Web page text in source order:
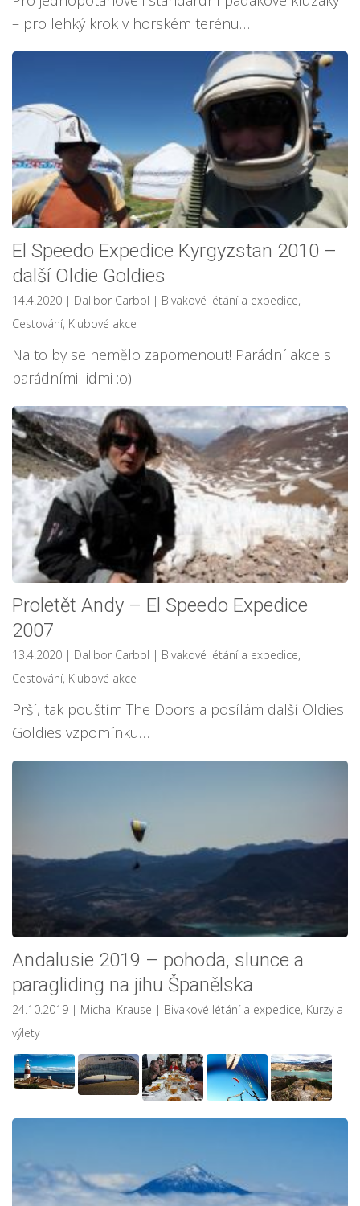
– pro lehký krok v horském terénu…
El Speedo Expedice Kyrgyzstan 2010 –
další Oldie Goldies
14.4.2020 | Dalibor Carbol | Bivakové létání a expedice,
Cestování, Klubové akce
Na to by se nemělo zapomenout! Parádní akce s
parádními lidmi :o)
Proletět Andy – El Speedo Expedice
2007
13.4.2020 | Dalibor Carbol | Bivakové létání a expedice,
Cestování, Klubové akce
Prší, tak pouštím The Doors a posílám další Oldies
Goldies vzpomínku…
Andalusie 2019 – pohoda, slunce a
paragliding na jihu Španělska
24.10.2019 | Michal Krause | Bivakové létání a expedice, Kurzy a
výlety